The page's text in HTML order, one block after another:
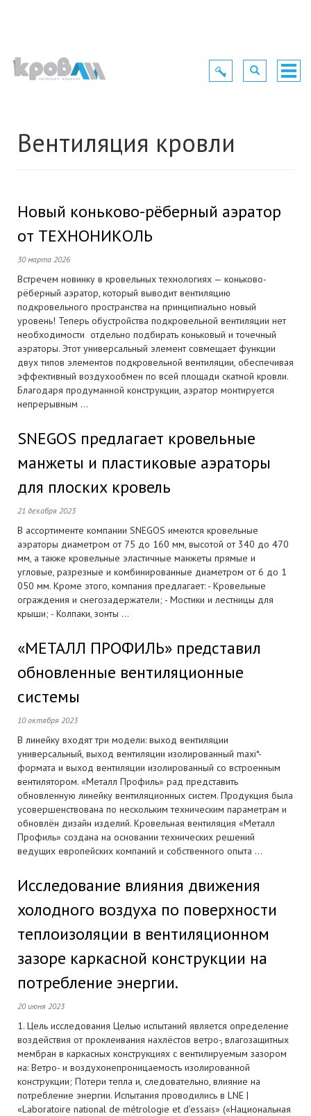
Toggle
navigation
Toggle
navigation
Вентиляция кровли
Новый коньково-рёберный аэратор
от ТЕХНОНИКОЛЬ
30 марта 2026
Встречем новинку в кровельных технологиях — коньково-
рёберный аэратор, который выводит вентиляцию
подкровельного пространства на принципиально новый
уровень! Теперь обустройства подкровельной вентиляции нет
необходимости отдельно подбирать коньковый и точечный
аэраторы. Этот универсальный элемент совмещает функции
двух типов элементов подкровельной вентиляции, обеспечивая
эффективный воздухообмен по всей площади скатной кровли.
Благодаря продуманной конструкции, аэратор монтируется
непрерывным ...
SNEGOS предлагает кровельные
манжеты и пластиковые аэраторы
для плоских кровель
21 декабря 2023
В ассортименте компании SNEGOS имеются кровельные
аэраторы диаметром от 75 до 160 мм, высотой от 340 до 470
мм, а также кровельные эластичные манжеты прямые и
угловые, разрезные и комбинированные диаметром от 6 до 1
050 мм. Кроме этого, компания предлагает: - Кровельные
ограждения и снегозадержатели; - Мостики и лестницы для
крыши; - Колпаки, зонты ...
«МЕТАЛЛ ПРОФИЛЬ» представил
обновленные вентиляционные
системы
10 октября 2023
В линейку входят три модели: выход вентиляции
универсальный, выход вентиляции изолированный maxi*-
формата и выход вентиляции изолированный со встроенным
вентилятором. «Металл Профиль» рад представить
обновленную линейку вентиляционных систем. Продукция была
усовершенствована по нескольким техническим параметрам и
обновлён дизайн изделий. Кровельная вентиляция «Металл
Профиль» создана на основании технических решений
ведущих европейских компаний и собственного опыта ...
Исследование влияния движения
холодного воздуха по поверхности
теплоизоляции в вентиляционном
зазоре каркасной конструкции на
потребление энергии.
20 июня 2023
1. Цель исследования Целью испытаний является определение
воздействия от проклеивания нахлёстов ветро-, влагозащитных
мембран в каркасных конструкциях с вентилируемым зазором
на: Ветро- и воздухонепроницаемость изолированной
конструкции; Потери тепла и, следовательно, влияние на
потребление энергии. Испытания проводились в LNE |
«Laboratoire national de métrologie et d'essais» («Национальная